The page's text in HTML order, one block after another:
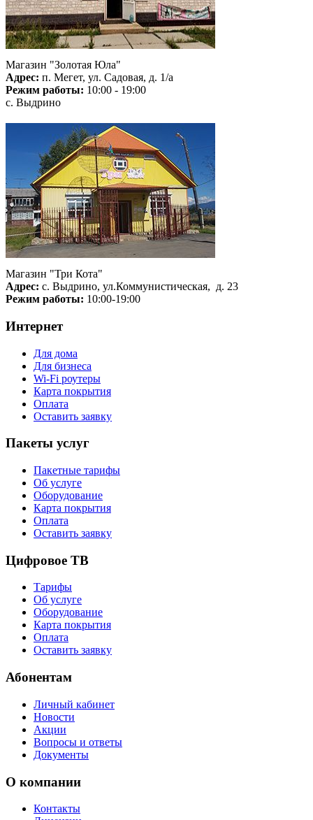
Магазин "Золотая Юла"
Адрес: п. Мегет, ул. Садовая, д. 1/а
Режим работы: 10:00 - 19:00
с. Выдрино
Магазин "Три Кота"
Адрес: с. Выдрино, ул.Коммунистическая, д. 23
Режим работы: 10:00-19:00
Интернет
Для дома
Для бизнеса
Wi-Fi роутеры
Карта покрытия
Оплата
Оставить заявку
Пакеты услуг
Пакетные тарифы
Об услуге
Оборудование
Карта покрытия
Оплата
Оставить заявку
Цифровое ТВ
Тарифы
Об услуге
Оборудование
Карта покрытия
Оплата
Оставить заявку
Абонентам
Личный кабинет
Новости
Акции
Вопросы и ответы
Документы
О компании
Контакты